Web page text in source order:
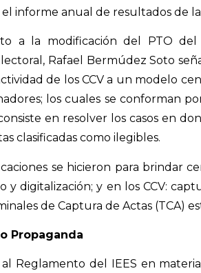
informe anual de resultados de
a la modificación del PTO del
Rafael Bermúdez Soto
de los CCV a un modelo
los cuales se conforman
en resolver los casos en
clasificadas como ilegibles.
se hicieron para brindar
y digitalización; y en los CCV:
de Captura de Actas (TCA)
Propaganda
Reglamento del IEES en